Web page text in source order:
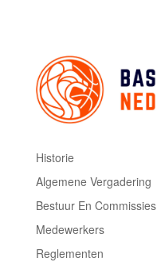
Historie
Algemene Vergadering
Bestuur En Commissies
Medewerkers
Reglementen